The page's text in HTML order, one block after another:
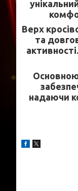
Верх
та
Основною
надаючи